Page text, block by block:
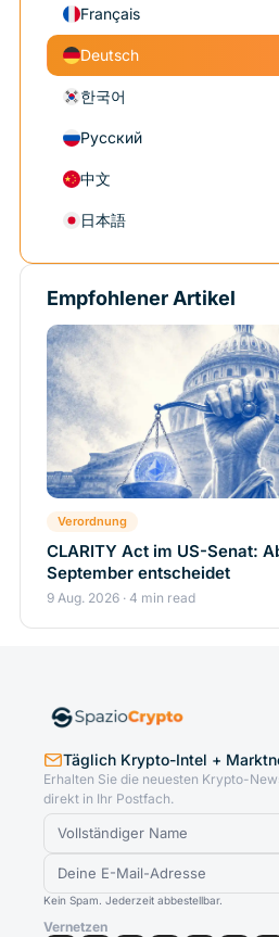
Français
Deutsch
한국어
Русский
中文
日本語
Empfohlener Artikel
Verordnung
CLARITY Act im US-Senat:
September entscheidet
9 Aug. 2026 · 4 min read
Täglich Krypto-Intel +
Erhalten Sie die neuesten Krypto-
direkt in Ihr Postfach.
Kein Spam. Jederzeit abbestellbar.
Vernetzen